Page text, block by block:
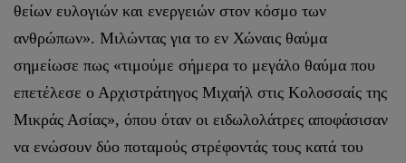
θείων ευλογιών και ενεργειών στον κόσμο των
ανθρώπων». Μιλώντας για το εν Χώναις θαύμα
σημείωσε πως «τιμούμε σήμερα το μεγάλο θαύμα που
επετέλεσε ο Αρχιστράτηγος Μιχαήλ στις Κολοσσαίς της
Μικράς Ασίας», όπου όταν οι ειδωλολάτρες αποφάσισαν
να ενώσουν δύο ποταμούς στρέφοντάς τους κατά του